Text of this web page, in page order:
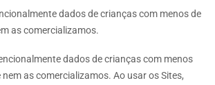
dados de crianças com menos de
as comercializamos.
dados de crianças com menos
as comercializamos. Ao usar os Sites,